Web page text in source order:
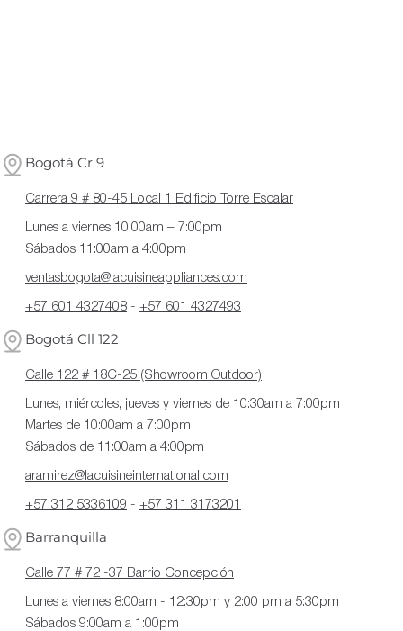
Bogotá Cr 9
Carrera 9 # 80-45 Local 1 Edificio Torre Escalar
Lunes a viernes 10:00am – 7:00pm
Sábados 11:00am a 4:00pm
ventasbogota@lacuisineappliances.com
+57 601 4327408 - +57 601 4327493
Bogotá Cll 122
Calle 122 # 18C-25 (Showroom Outdoor)
Lunes, miércoles, jueves y viernes de 10:30am a 7:00pm
Martes de 10:00am a 7:00pm
Sábados de 11:00am a 4:00pm
aramirez@lacuisineinternational.com
+57 312 5336109 - +57 311 3173201
Barranquilla
Calle 77 # 72 -37 Barrio Concepción
Lunes a viernes 8:00am - 12:30pm y 2:00 pm a 5:30pm
Sábados 9:00am a 1:00pm